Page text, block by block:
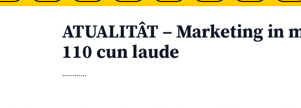
ATUALITÂT – Marketing in
110 cun laude
............